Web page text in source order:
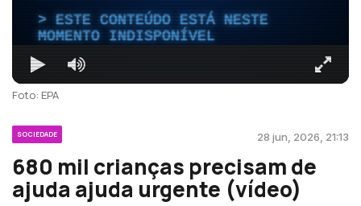
ESTE CONTEÚDO ESTÁ NESTE
MOMENTO INDISPONÍVEL
Foto: EPA
SOCIEDADE 28 jun, 2026, 21:13
680 mil crianças precisam de
ajuda ajuda urgente (vídeo)